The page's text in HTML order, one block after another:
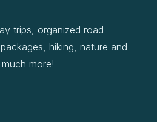
trips, organized road
hiking, nature and
more!